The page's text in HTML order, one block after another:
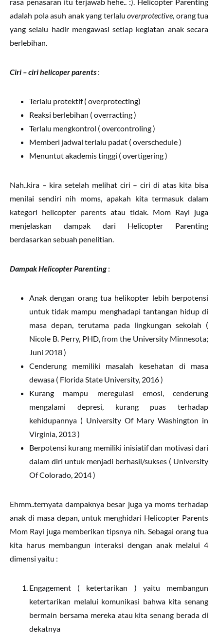
adalah pola asuh anak yang terlalu overprotective, orang tua
yang selalu hadir mengawasi setiap kegiatan anak secara
berlebihan.
Ciri – ciri helicoper parents :
Terlalu protektif ( overprotecting)
Reaksi berlebihan ( overracting )
Terlalu mengkontrol ( overcontroling )
Memberi jadwal terlalu padat ( overschedule )
Menuntut akademis tinggi ( overtigering )
Nah..kira – kira setelah melihat ciri – ciri di atas kita bisa
menilai sendiri nih moms, apakah kita termasuk dalam
kategori helicopter parents atau tidak. Mom Rayi juga
menjelaskan dampak dari Helicopter Parenting
berdasarkan sebuah penelitian.
Dampak Helicopter Parenting :
Anak dengan orang tua helikopter lebih berpotensi
untuk tidak mampu menghadapi tantangan hidup di
masa depan, terutama pada lingkungan sekolah (
Nicole B. Perry, PHD, from the University Minnesota;
Juni 2018 )
Cenderung memiliki masalah kesehatan di masa
dewasa ( Florida State University, 2016 )
Kurang mampu meregulasi emosi, cenderung
mengalami depresi, kurang puas terhadap
kehidupannya ( University Of Mary Washington in
Virginia, 2013 )
Berpotensi kurang memiliki inisiatif dan motivasi dari
dalam diri untuk menjadi berhasil/sukses ( University
Of Colorado, 2014 )
Ehmm..ternyata dampaknya besar juga ya moms terhadap
anak di masa depan, untuk menghidari Helicopter Parents
Mom Rayi juga memberikan tipsnya nih. Sebagai orang tua
kita harus membangun interaksi dengan anak melalui 4
dimensi yaitu :
Engagement ( ketertarikan ) yaitu membangun
ketertarikan melalui komunikasi bahwa kita senang
bermain bersama mereka atau kita senang berada di
dekatnya